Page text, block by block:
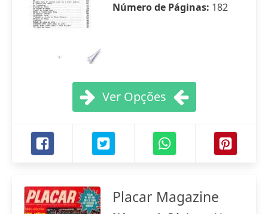
Número de Páginas: 182
Ver Opções
Placar Magazine